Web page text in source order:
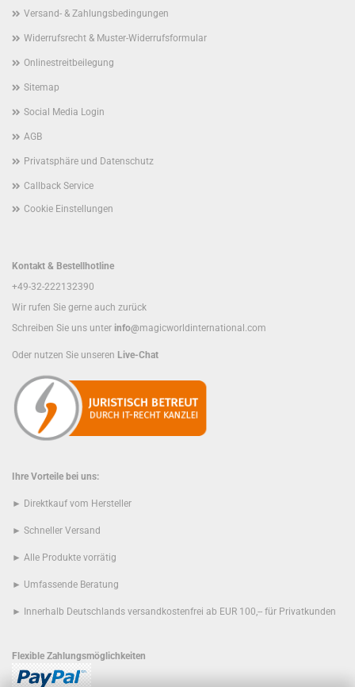
Versand- & Zahlungsbedingungen
Widerrufsrecht & Muster-Widerrufsformular
Onlinestreitbeilegung
Sitemap
Social Media Login
AGB
Privatsphäre und Datenschutz
Callback Service
Cookie Einstellungen
Kontakt & Bestellhotline
+49-32-222132390
Wir rufen Sie gerne auch zurück
Schreiben Sie uns unter info@magicworldinternational.com
Oder nutzen Sie unseren Live-Chat
Ihre Vorteile bei uns:
► Direktkauf vom Hersteller
► Schneller Versand
► Alle Produkte vorrätig
► Umfassende Beratung
► Innerhalb Deutschlands versandkostenfrei ab EUR 100,-- für Privatkunden
Flexible Zahlungsmöglichkeiten